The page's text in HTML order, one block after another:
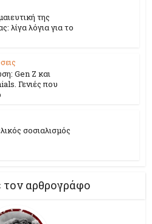
της
λίγα λόγια για το
Gen Z και
Γενιές που
σοσιαλισμός
τον αρθρογράφο